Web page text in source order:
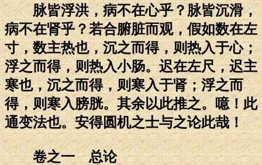
脉皆浮洪，病不在心乎？脉皆沉滑，
病不在肾乎？若合腑脏而观，假如数在左
寸，数主热也，沉之而得，则热入于心；
浮之而得，则热入小肠。迟在左尺，迟主
寒也，沉之而得，则寒入于肾；浮之而
得，则寒入膀胱。其余以此推之。噫！此
通变法也。安得圆机之士与之论此哉！
卷之一 总论